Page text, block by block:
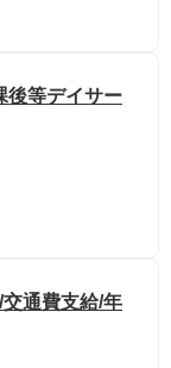
後等デイサー
交通費支給/年